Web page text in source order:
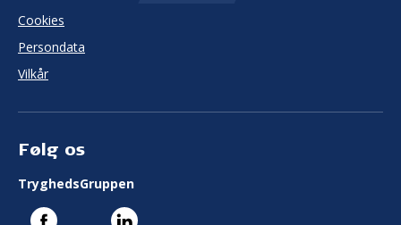
Cookies
Persondata
Vilkår
Følg os
TryghedsGruppen